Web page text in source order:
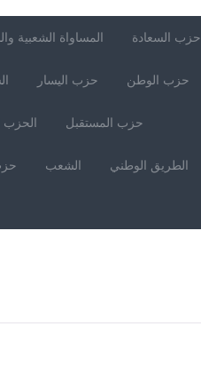
المساواة الشعبية حزب السعادة
حزب اليسار حزب الوطن
الحزب حزب المستقبل
الشعب الطريق الوطني